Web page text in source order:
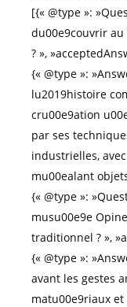
[{« @type »:
du00e9couvrir
? »,
{« @type »:
lu2019histoire
cru00e9ation
par ses
industrielles,
mu00ealant
{« @type »:
musu00e9e
traditionnel ? »,
{« @type »:
avant les gestes
matu00e9riaux